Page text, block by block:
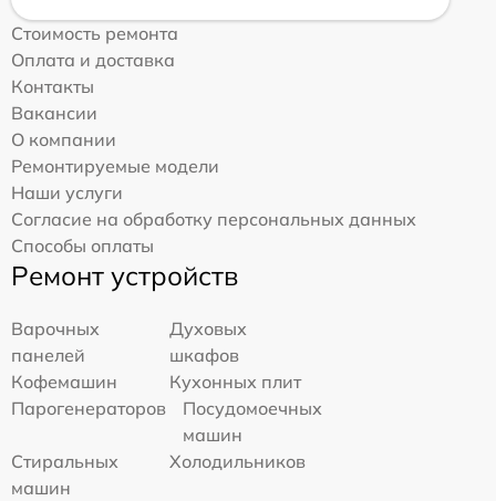
Стоимость ремонта
Оплата и доставка
Контакты
Вакансии
О компании
Ремонтируемые модели
Наши услуги
Согласие на обработку персональных данных
Способы оплаты
Ремонт устройств
Варочных
панелей
Духовых
шкафов
Кофемашин
Кухонных плит
Парогенераторов
Посудомоечных
машин
Стиральных
машин
Холодильников